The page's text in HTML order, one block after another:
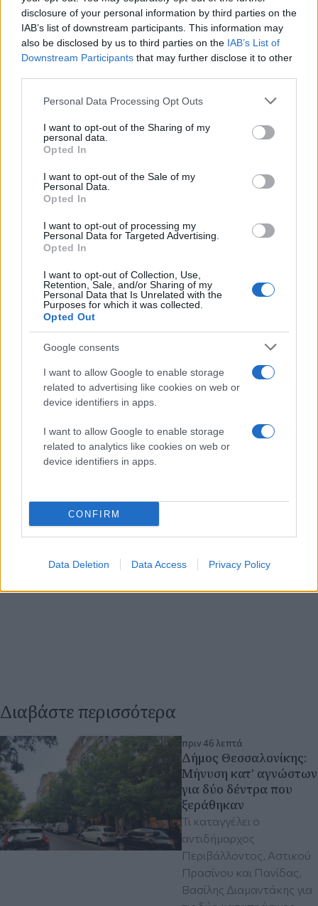
disclosure of your personal information by third parties on the
IAB’s list of downstream participants. This information may
also be disclosed by us to third parties on the IAB’s List of
Downstream Participants that may further disclose it to other
Please note that this website/app uses one or more Google
not limited to your visit or usage behaviour. You may click to
grant or deny consent to Google and its third-party tags to
use your data for below specified purposes in below Google
consent section.
Personal Data Processing Opt Outs
I want to opt-out of the Sharing of my
personal data.
Opted In
I want to opt-out of the Sale of my
Personal Data.
Opted In
I want to opt-out of processing my
Personal Data for Targeted Advertising.
Opted In
I want to opt-out of Collection, Use,
Retention, Sale, and/or Sharing of my
Personal Data that Is Unrelated with the
Purposes for which it was collected.
Opted Out
Google consents
I want to allow Google to enable storage
related to advertising like cookies on web or
device identifiers in apps.
I want to allow Google to enable storage
related to analytics like cookies on web or
device identifiers in apps.
CONFIRM
Data Deletion Data Access Privacy Policy
Διαβάστε περισσότερα
πριν 46 λεπτά
Δήμος Θεσσαλονίκης:
Μήνυση κατ' αγνώστων
για δύο δέντρα που
ξεράθηκαν
Τι καταγγέλει ο
αντιδήμαρχος
Περιβάλλοντος, Αστικού
Πρασίνου και Πανίδας,
Βασίλης Διαμαντάκης για